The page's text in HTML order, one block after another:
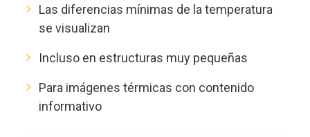
Las diferencias mínimas de la temperatura
se visualizan
Incluso en estructuras muy pequeñas
Para imágenes térmicas con contenido
informativo